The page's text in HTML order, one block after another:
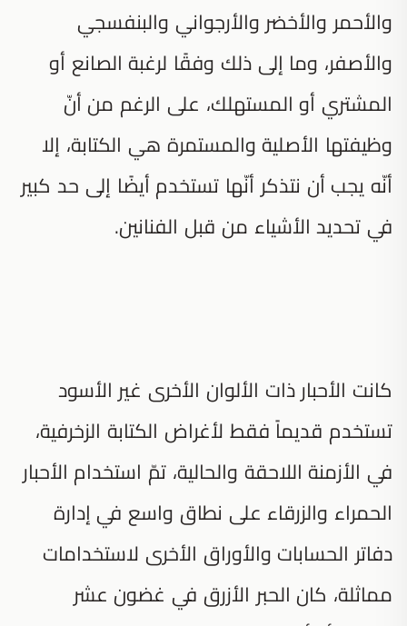
والأحمر والأخضر والأرجواني والبنفسجي
والأصفر، وما إلى ذلك وفقًا لرغبة الصانع أو
المشتري أو المستهلك، على الرغم من أنّ
وظيفتها الأصلية والمستمرة هي الكتابة، إلا
أنّه يجب أن نتذكر أنّها تستخدم أيضًا إلى حد كبير
في تحديد الأشياء من قبل الفنانين.
كانت الأحبار ذات الألوان الأخرى غير الأسود
تستخدم قديماً فقط لأغراض الكتابة الزخرفية،
في الأزمنة اللاحقة والحالية، تمّ استخدام الأحبار
الحمراء والزرقاء على نطاق واسع في إدارة
دفاتر الحسابات والأوراق الأخرى لاستخدامات
مماثلة، كان الحبر الأزرق في غضون عشر